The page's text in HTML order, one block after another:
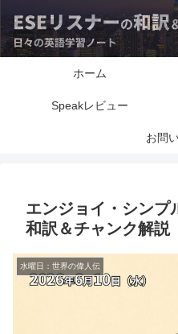
ホーム
Speakレビュー
お問
エンジョイ・シンプ
和訳＆チャンク解説
水曜日：世界の偉人伝